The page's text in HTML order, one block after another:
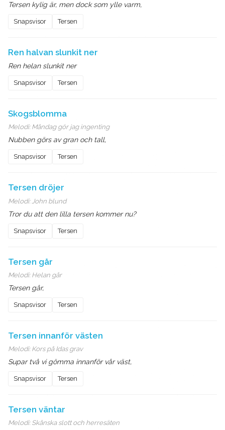
Tersen kylig är, men dock som ylle varm,
Snapsvisor Tersen
Ren halvan slunkit ner
Ren helan slunkit ner
Snapsvisor Tersen
Skogsblomma
Melodi: Måndag gör jag ingenting
Nubben görs av gran och tall,
Snapsvisor Tersen
Tersen dröjer
Melodi: John blund
Tror du att den lilla tersen kommer nu?
Snapsvisor Tersen
Tersen går
Melodi: Helan går
Tersen går,
Snapsvisor Tersen
Tersen innanför västen
Melodi: Kors på Idas grav
Supar två vi gömma innanför vår väst,
Snapsvisor Tersen
Tersen väntar
Melodi: Skånska slott och herresäten